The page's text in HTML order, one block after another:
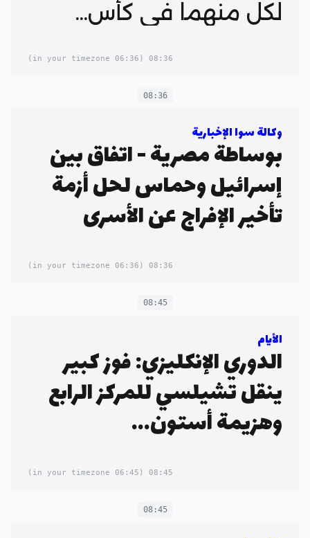
لكل منهما في كأس...
08:36
(06:36 in your timezone)
08:36
وكالة سوا الإخبارية
بوساطة مصرية - اتفاق بين
إسرائيل وحماس لحل أزمة
تأخير الإفراج عن الأسرى
08:36
(06:36 in your timezone)
08:45
الأيام
الدوري الإنكليزي: فوز كبير
ينقل تشيلسي للمركز الرابع
وهزيمة أستون...
08:45
(06:45 in your timezone)
08:45